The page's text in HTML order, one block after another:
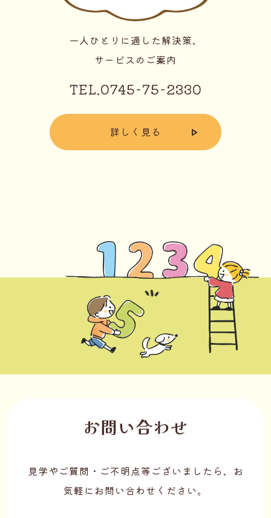
一人ひとりに適した解決策、
サービスのご案内
TEL.0745-75-2330
詳しく見る
お問い合わせ
見学やご質問・ご不明点等ございましたら、お
気軽にお問い合わせください。